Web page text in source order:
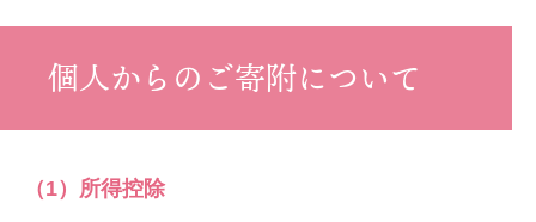
個人からのご寄附について
（1）所得控除